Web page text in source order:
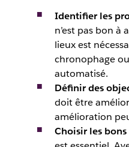
Identifier les
n’est pas bon à
lieux est
chronophage
automatisé.
Définir des
doit être
amélioration
Choisir les